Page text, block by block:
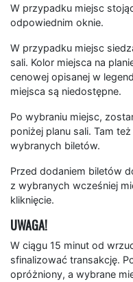
W przypadku miejsc
odpowiednim oknie.
W przypadku miejsc
sali. Kolor miejsca na
cenowej opisanej w
miejsca są niedostępne.
Po wybraniu miejsc,
poniżej planu sali. Tam
wybranych biletów.
Przed dodaniem biletów
z wybranych wcześniej
kliknięcie.
UWAGA!
W ciągu 15 minut od
sfinalizować transakcję.
opróżniony, a wybrane